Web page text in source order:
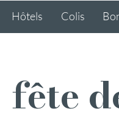
Hôtels Colis
fête